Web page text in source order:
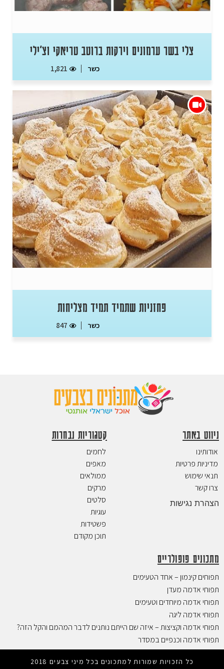
צלי בשר ערמונים וירקות ברוטב טריאקי וצ'ילי
כשר 1,821
פחזניות שתמיד תמיד מצליחות
כשר 847
ניווט באתר
אודותינו
מדיניות פרטיות
תנאי שימוש
צרו קשר
הצהרת נגישות
קטגוריות נבחרות
לחמים
מאפים
ממולאים
מרקים
סלטים
עוגיות
פשטידות
תוכן מקודם
מתכונים פופולריים
תפוחים קינמון – אחד הטעימים
תפוחי אדמה מעדן
תפוחי אדמה מיוחדים וטעימים
תפוחי אדמה ליגה
תפוחי אדמה וקציצות – איזה שם הייתם נותנים לדבר המהמם והקל הזה?
תפוחי אדמה וכנפיים במסדר
כל הזכויות שמורות למתכונים בכל מיני צבעים 2018